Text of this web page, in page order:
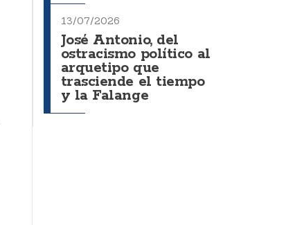
13/07/2026
José Antonio, del
ostracismo político al
arquetipo que
trasciende el tiempo
y la Falange